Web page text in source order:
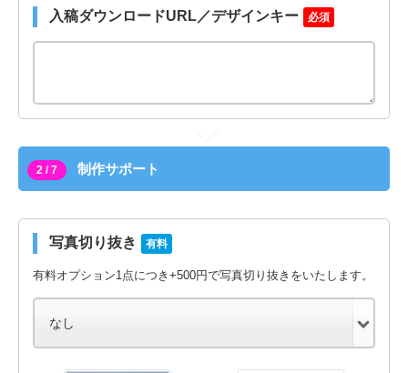
入稿ダウンロードURL／デザインキー 必須
2 / 7 制作サポート
写真切り抜き 有料
有料オプション1点につき+500円で写真切り抜きをいたします。